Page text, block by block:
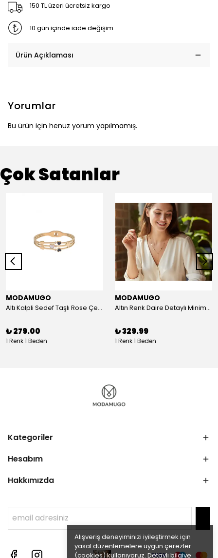
Alışveriş deneyiminizi iyileştirmek için
yasal düzenlemelere uygun çerezler
(cookies) kullanıyoruz. Detaylı bilgiye
150 TL üzeri ücretsiz kargo
10 gün içinde iade değişim
Ürün Açıklaması
Yorumlar
Bu ürün için henüz yorum yapılmamış.
Çok Satanlar
MODAMUGO
Altı Kalpli Sedef Taşlı Rose Çelik Kelepçe Bileklik
₺ 279.00
1 Renk 1 Beden
MODAMUGO
Altın Renk Daire Detaylı Minimal Y Çelik Kolye
₺ 329.99
1 Renk 1 Beden
Kategoriler
Hesabım
Hakkımızda